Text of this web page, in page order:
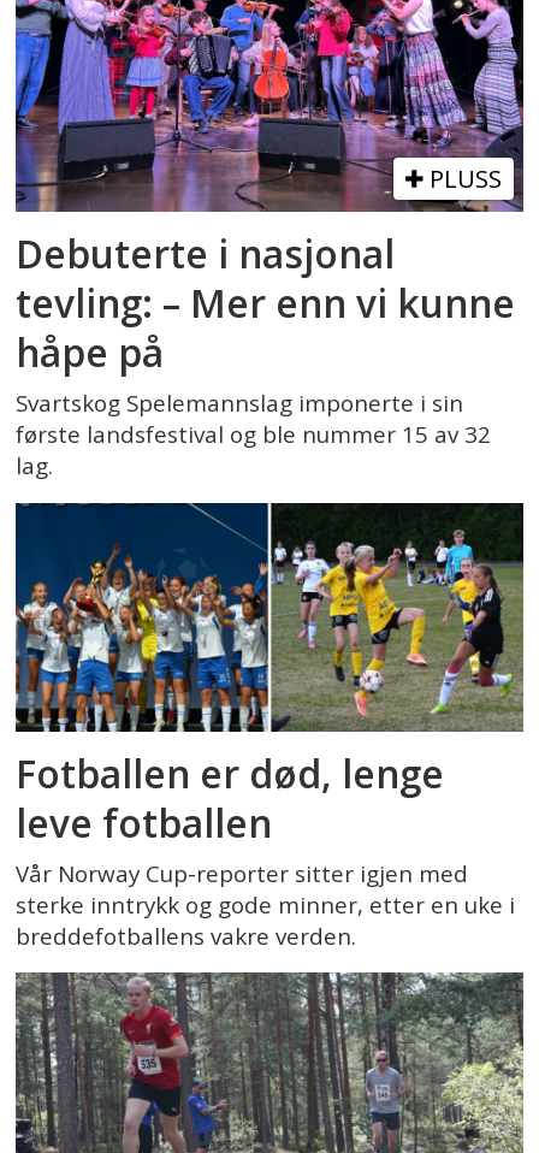
PLUSS
Debuterte i nasjonal
tevling: – Mer enn vi kunne
håpe på
Svartskog Spelemannslag imponerte i sin
første landsfestival og ble nummer 15 av 32
lag.
Fotballen er død, lenge
leve fotballen
Vår Norway Cup-reporter sitter igjen med
sterke inntrykk og gode minner, etter en uke i
breddefotballens vakre verden.